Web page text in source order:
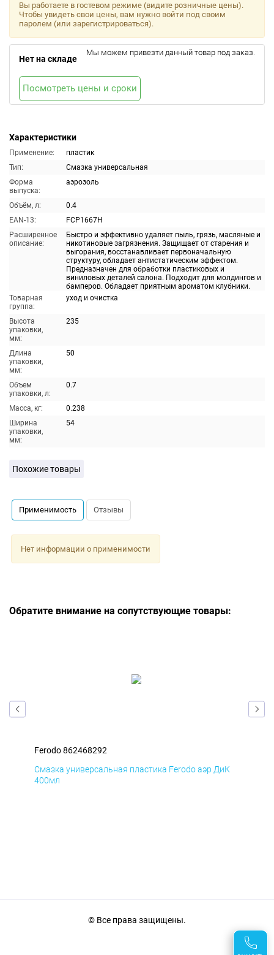
Характеристики
Применение:
пластик
Тип:
Смазка универсальная
Форма
выпуска:
аэрозоль
Объём, л:
0.4
EAN-13:
FCP1667H
Расширенное
описание:
Быстро и эффективно удаляет пыль, грязь, масляные и
никотиновые загрязнения. Защищает от старения и
выгорания, восстанавливает первоначальную
структуру, обладает антистатическим эффектом.
Предназначен для обработки пластиковых и
виниловых деталей салона. Подходит для молдингов и
бамперов. Обладает приятным ароматом клубники.
Товарная
группа:
уход и очистка
Высота
упаковки,
мм:
235
Длина
упаковки,
мм:
50
Объем
упаковки, л:
0.7
Масса, кг:
0.238
Ширина
упаковки,
мм:
54
Вы работаете в гостевом режиме (видите розничные цены).
Чтобы увидеть свои цены, вам нужно войти под своим
паролем (или зарегистрироваться).
Нет на складе
Мы можем привезти данный товар под заказ.
Посмотреть цены и сроки
Похожие товары
Применимость Отзывы
Нет информации о применимости
Обратите внимание на сопутствующие товары:
Ferodo 862468292
Смазка универсальная пластика Ferodo аэр ДиК
400мл
© Все права защищены.